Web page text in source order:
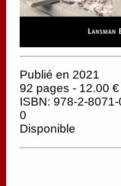
Publié en 2021
92 pages - 12.00 €
ISBN: 978-2-
0
Disponible